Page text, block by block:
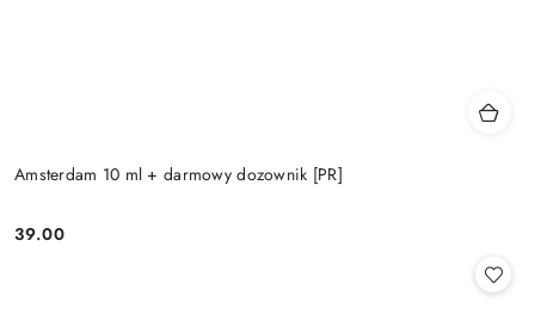
Amsterdam 10 ml + darmowy dozownik [PR]
Cena:
39.00